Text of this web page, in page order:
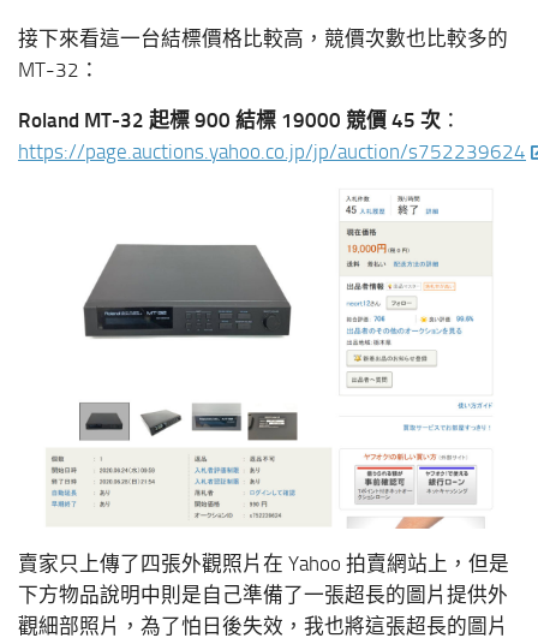
接下來看這一台結標價格比較高，競價次數也比較多的
MT-32：
Roland MT-32 起標 900 結標 19000 競價 45 次 ：
https://page.auctions.yahoo.co.jp/jp/auction/s752239624
賣家只上傳了四張外觀照片在 Yahoo 拍賣網站上，但是
下方物品說明中則是自己準備了一張超長的圖片提供外
觀細部照片，為了怕日後失效，我也將這張超長的圖片